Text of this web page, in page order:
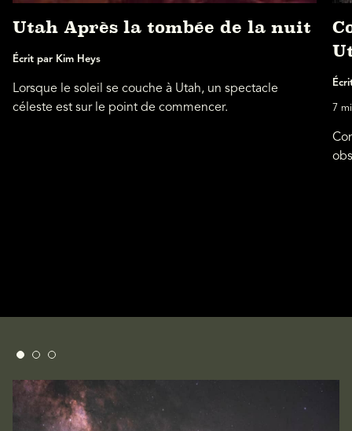
Utah Après la tombée de la nuit
Écrit par Kim Heys
Lorsque le soleil se couche à Utah, un spectacle
céleste est sur le point de commencer.
7